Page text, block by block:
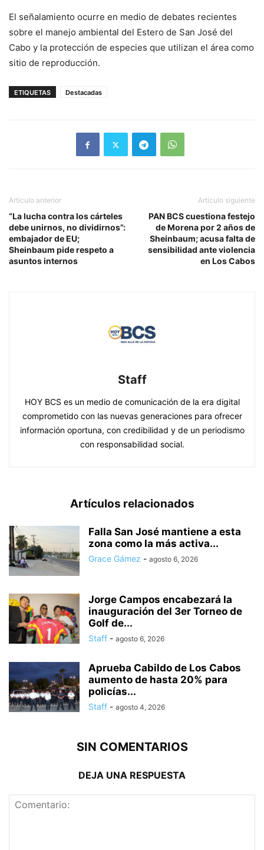
El señalamiento ocurre en medio de debates recientes
sobre el manejo ambiental del Estero de San José del
Cabo y la protección de especies que utilizan el área como
sitio de reproducción.
ETIQUETAS Destacadas
Artículo anterior
“La lucha contra los cárteles
debe unirnos, no dividirnos”:
embajador de EU;
Sheinbaum pide respeto a
asuntos internos
Artículo siguiente
PAN BCS cuestiona festejo
de Morena por 2 años de
Sheinbaum; acusa falta de
sensibilidad ante violencia
en Los Cabos
Staff
HOY BCS es un medio de comunicación de la era digital
comprometido con las nuevas generaciones para ofrecer
información oportuna, con credibilidad y de un periodismo
con responsabilidad social.
Artículos relacionados
Falla San José mantiene a esta
zona como la más activa...
Grace Gámez - agosto 6, 2026
Jorge Campos encabezará la
inauguración del 3er Torneo de
Golf de...
Staff - agosto 6, 2026
Aprueba Cabildo de Los Cabos
aumento de hasta 20% para
policías...
Staff - agosto 4, 2026
SIN COMENTARIOS
DEJA UNA RESPUESTA